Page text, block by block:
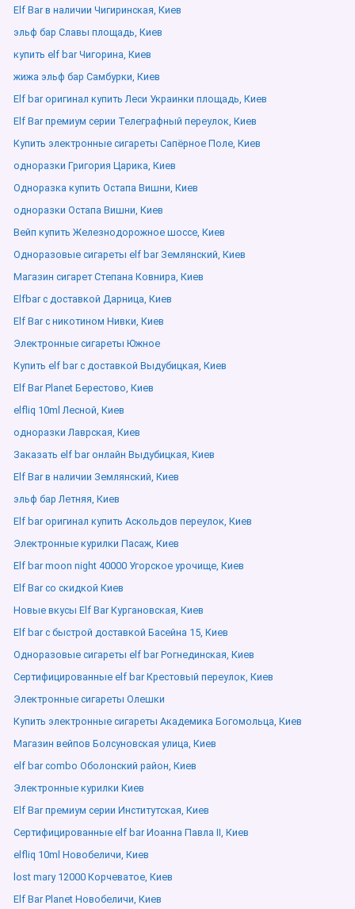
Elf Bar в наличии Чигиринская, Киев
эльф бар Славы площадь, Киев
купить elf bar Чигорина, Киев
жижа эльф бар Самбурки, Киев
Elf bar оригинал купить Леси Украинки площадь, Киев
Elf Bar премиум серии Телеграфный переулок, Киев
Купить электронные сигареты Сапёрное Поле, Киев
одноразки Григория Царика, Киев
Одноразка купить Остапа Вишни, Киев
одноразки Остапа Вишни, Киев
Вейп купить Железнодорожное шоссе, Киев
Одноразовые сигареты elf bar Землянский, Киев
Магазин сигарет Степана Ковнира, Киев
Elfbar с доставкой Дарница, Киев
Elf Bar с никотином Нивки, Киев
Электронные сигареты Южное
Купить elf bar с доставкой Выдубицкая, Киев
Elf Bar Planet Берестово, Киев
elfliq 10ml Лесной, Киев
одноразки Лаврская, Киев
Заказать elf bar онлайн Выдубицкая, Киев
Elf Bar в наличии Землянский, Киев
эльф бар Летняя, Киев
Elf bar оригинал купить Аскольдов переулок, Киев
Электронные курилки Пасаж, Киев
Elf bar moon night 40000 Угорское урочище, Киев
Elf Bar со скидкой Киев
Новые вкусы Elf Bar Кургановская, Киев
Elf bar с быстрой доставкой Басейна 15, Киев
Одноразовые сигареты elf bar Рогнединская, Киев
Сертифицированные elf bar Крестовый переулок, Киев
Электронные сигареты Олешки
Купить электронные сигареты Академика Богомольца, Киев
Магазин вейпов Болсуновская улица, Киев
elf bar combo Оболонский район, Киев
Электронные курилки Киев
Elf Bar премиум серии Институтская, Киев
Сертифицированные elf bar Иоанна Павла ІІ, Киев
elfliq 10ml Новобеличи, Киев
lost mary 12000 Корчеватое, Киев
Elf Bar Planet Новобеличи, Киев